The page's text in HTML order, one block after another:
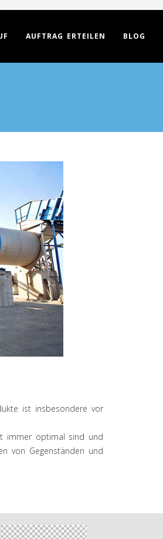
AUFTRAG ERTEILEN BLOG
ist insbesondere vor
immer optimal sind und
von Gegenständen und